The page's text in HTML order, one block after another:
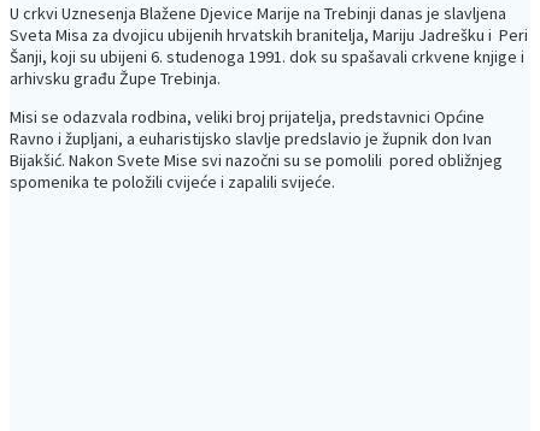
U crkvi Uznesenja Blažene Djevice Marije na Trebinji danas je slavljena
Sveta Misa za dvojicu ubijenih hrvatskih branitelja, Mariju Jadrešku i Peri
Šanji, koji su ubijeni 6. studenoga 1991. dok su spašavali crkvene knjige i
arhivsku građu Župe Trebinja.
Misi se odazvala rodbina, veliki broj prijatelja, predstavnici Općine
Ravno i župljani, a euharistijsko slavlje predslavio je župnik don Ivan
Bijakšić. Nakon Svete Mise svi nazočni su se pomolili pored obližnjeg
spomenika te položili cvijeće i zapalili svijeće.